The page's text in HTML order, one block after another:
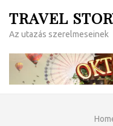
content
Enter)
TRAVEL
Az utazás szerelmeseinek